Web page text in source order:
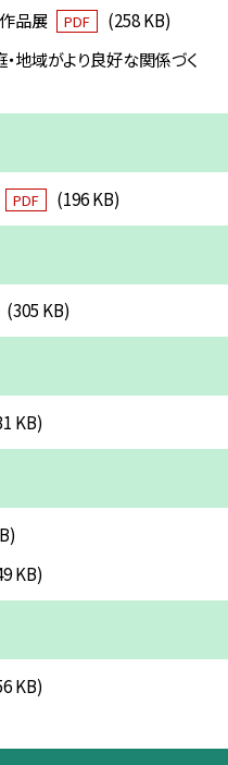
品展
PDF
(258 KB)
地域がより良好な関係づく
PDF (196 KB)
(305 KB)
KB)
KB)
KB)